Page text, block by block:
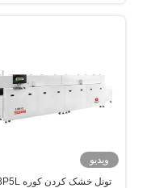
ویدیو